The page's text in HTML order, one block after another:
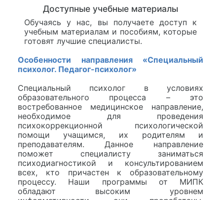
Доступные учебные материалы
Обучаясь у нас, вы получаете доступ к
учебным материалам и пособиям, которые
готовят лучшие специалисты.
Особенности направления «Специальный
психолог. Педагог-психолог»
Специальный психолог в условиях
образовательного процесса – это
востребованное медицинское направление,
необходимое для проведения
психокоррекционной психологической
помощи учащимся, их родителям и
преподавателям. Данное направление
поможет специалисту заниматься
психодиагностикой и консультированием
всех, кто причастен к образовательному
процессу. Наши программы от МИПК
обладают высоким уровнем